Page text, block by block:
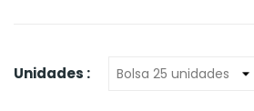
Unidades :